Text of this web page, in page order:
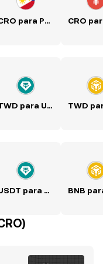
CRO para PHP
TWD para USDT
USDT para TWD